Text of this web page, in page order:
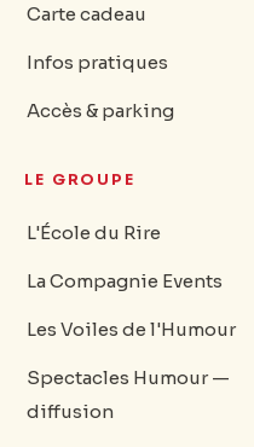
Carte cadeau
Infos pratiques
Accès & parking
LE GROUPE
L'École du Rire
La Compagnie Events
Les Voiles de l'Humour
Spectacles Humour —
diffusion